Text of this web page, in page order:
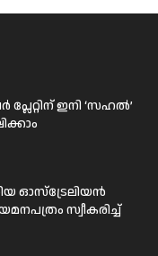
പ്ലേറ്റിന് ഇനി ‘സഹൽ’
ഓസ്ട്രേലിയൻ
സ്വീകരിച്ച്